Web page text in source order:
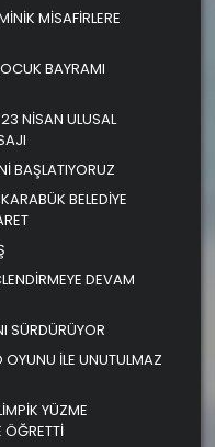
MİSAFİRLERE
BAYRAMI
NİSAN ULUSAL
BAŞLATIYORUZ
BELEDİYE
DEVAM
SÜRDÜRÜYOR
İLE UNUTULMAZ
YÜZME
ÖĞRETTİ